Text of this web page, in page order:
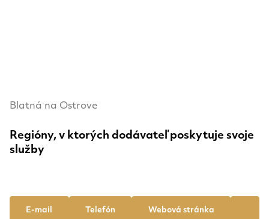
Blatná na Ostrove
Regióny, v ktorých dodávateľ poskytuje svoje
služby
E-mail Telefón Webová stránka